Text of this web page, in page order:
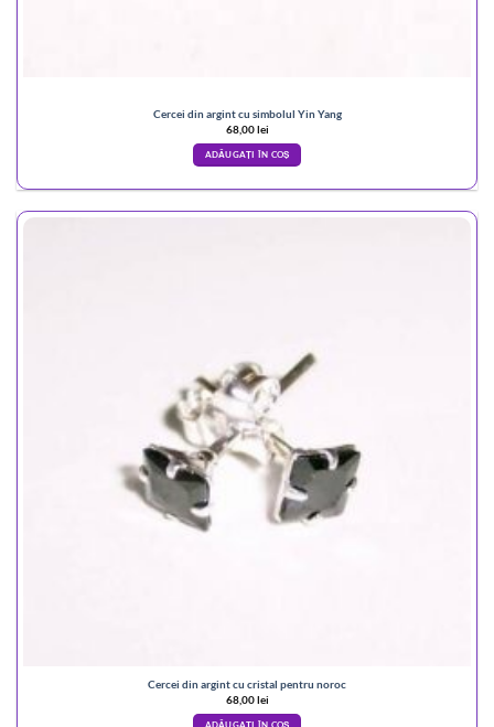
Cercei din argint cu simbolul Yin Yang
68,00lei
ADĂUGAȚI ÎN COȘ
Cercei din argint cu cristal pentru noroc
68,00lei